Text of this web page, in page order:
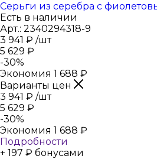
Серьги из серебра с
Есть в наличии
Арт.: 2340294318-9
3 941 ₽ /шт
5 629 ₽
-30%
Экономия 1 688 ₽
Варианты цен
3 941 ₽ /шт
5 629 ₽
-30%
Экономия 1 688 ₽
Подробности
+ 197 ₽ бонусами